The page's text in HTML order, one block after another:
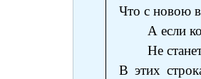
Что с новою
А если
Не станет
В этих